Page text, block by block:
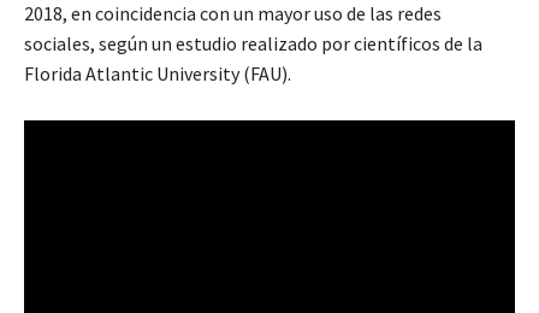
2018, en coincidencia con un mayor uso de las redes
sociales, según un estudio realizado por científicos de la
Florida Atlantic University (FAU).